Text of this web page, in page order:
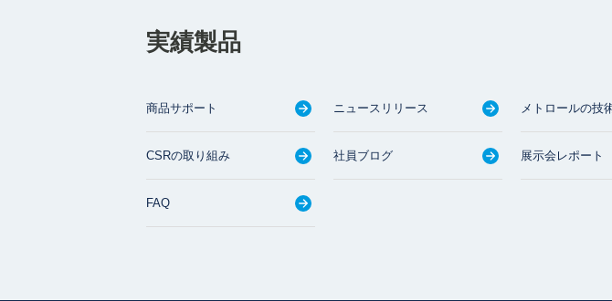
実績製品
商品サポート ニュースリリース メトロールの技
CSRの取り組み 社員ブログ 展示会レポート
FAQ